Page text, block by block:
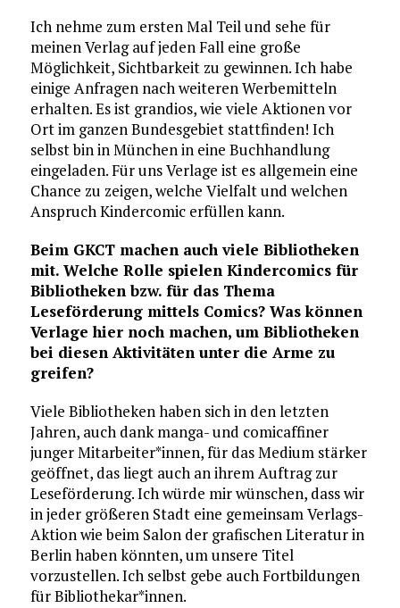
Ich nehme zum ersten Mal Teil und sehe für
meinen Verlag auf jeden Fall eine große
Möglichkeit, Sichtbarkeit zu gewinnen. Ich habe
einige Anfragen nach weiteren Werbemitteln
erhalten. Es ist grandios, wie viele Aktionen vor
Ort im ganzen Bundesgebiet stattfinden! Ich
selbst bin in München in eine Buchhandlung
eingeladen. Für uns Verlage ist es allgemein eine
Chance zu zeigen, welche Vielfalt und welchen
Anspruch Kindercomic erfüllen kann.
Beim GKCT machen auch viele Bibliotheken
mit. Welche Rolle spielen Kindercomics für
Bibliotheken bzw. für das Thema
Leseförderung mittels Comics? Was können
Verlage hier noch machen, um Bibliotheken
bei diesen Aktivitäten unter die Arme zu
greifen?
Viele Bibliotheken haben sich in den letzten
Jahren, auch dank manga- und comicaffiner
junger Mitarbeiter*innen, für das Medium stärker
geöffnet, das liegt auch an ihrem Auftrag zur
Leseförderung. Ich würde mir wünschen, dass wir
in jeder größeren Stadt eine gemeinsam Verlags-
Aktion wie beim Salon der grafischen Literatur in
Berlin haben könnten, um unsere Titel
vorzustellen. Ich selbst gebe auch Fortbildungen
für Bibliothekar*innen.